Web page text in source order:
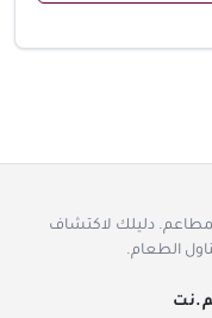
دليلك لاكتشاف
الطعام.